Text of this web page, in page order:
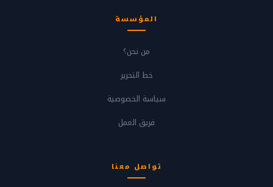
المؤسسة
من نحن؟
خط التحرير
سياسة الخصوصية
فريق العمل
تواصل معنا